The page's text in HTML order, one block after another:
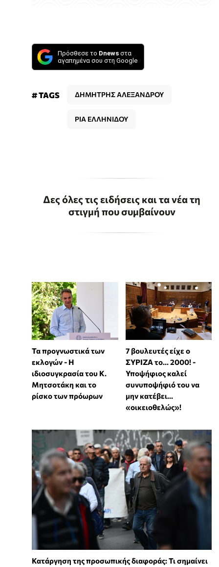
Πρόσθεσε το Dnews στα
αγαπημένα σου στη Google
# TAGS ΔΗΜΗΤΡΗΣ ΑΛΕΞΑΝΔΡΟΥ
ΡΙΑ ΕΛΛΗΝΙΔΟΥ
Δες όλες τις ειδήσεις και τα νέα τη
στιγμή που συμβαίνουν
Τα προγνωστικά των
εκλογών - Η
ιδιοσυγκρασία του Κ.
Μητσοτάκη και το
ρίσκο των πρόωρων
7 βουλευτές είχε ο
ΣΥΡΙΖΑ το... 2000! -
Υποψήφιος καλεί
συνυποψήφιό του να
μην κατέβει...
«οικειοθελώς»!
Κατάργηση της προσωπικής διαφοράς: Τι σημαίνει